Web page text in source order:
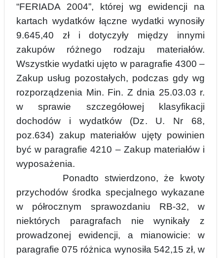
“FERIADA 2004”, której wg ewidencji na
kartach wydatków łączne wydatki wynosiły
9.645,40 zł i dotyczyły między innymi
zakupów różnego rodzaju materiałów.
Wszystkie wydatki ujęto w paragrafie 4300 –
Zakup usług pozostałych, podczas gdy wg
rozporządzenia Min. Fin. Z dnia 25.03.03 r.
w sprawie szczegółowej klasyfikacji
dochodów i wydatków (Dz. U. Nr 68,
poz.634) zakup materiałów ujęty powinien
być w paragrafie 4210 – Zakup materiałów i
wyposażenia.
Ponadto stwierdzono, że kwoty
przychodów środka specjalnego wykazane
w półrocznym sprawozdaniu RB-32, w
niektórych paragrafach nie wynikały z
prowadzonej ewidencji, a mianowicie: w
paragrafie 075 różnica wynosiła 542,15 zł, w